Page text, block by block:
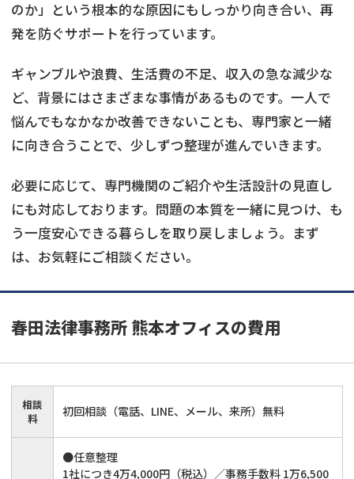
のか」という根本的な原因にもしっかり向き合い、再
発を防ぐサポートを行っています。
ギャンブルや浪費、生活費の不足、収入の急な減少な
ど、背景にはさまざまな事情があるものです。一人で
悩んでもなかなか改善できないことも、専門家と一緒
に向き合うことで、少しずつ整理が進んでいきます。
必要に応じて、専門機関のご紹介や生活設計の見直し
にも対応しております。問題の本質を一緒に見つけ、も
う一度安心できる暮らしを取り戻しましょう。まず
は、お気軽にご相談ください。
春田法律事務所 熊本オフィスの費用
相談
料
初回相談（電話、LINE、メール、来所）無料
●任意整理
1社につき4万4,000円（税込）／事務手数料 1万6,500